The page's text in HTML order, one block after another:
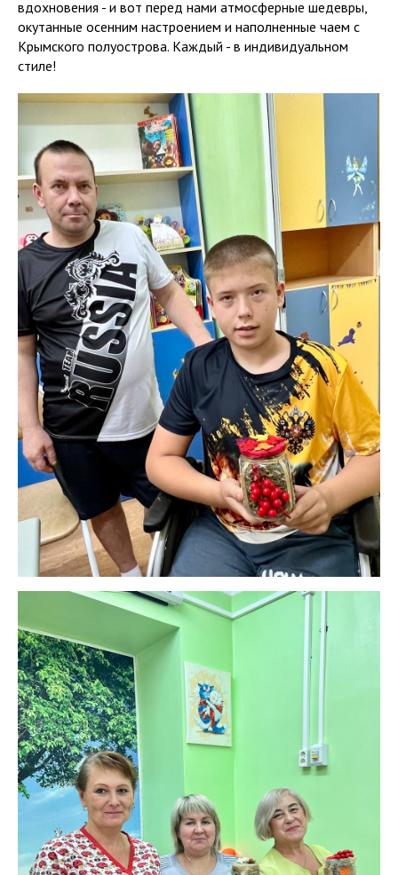
вдохновения - и вот перед нами атмосферные шедевры,
окутанные осенним настроением и наполненные чаем с
Крымского полуострова. Каждый - в индивидуальном
стиле!